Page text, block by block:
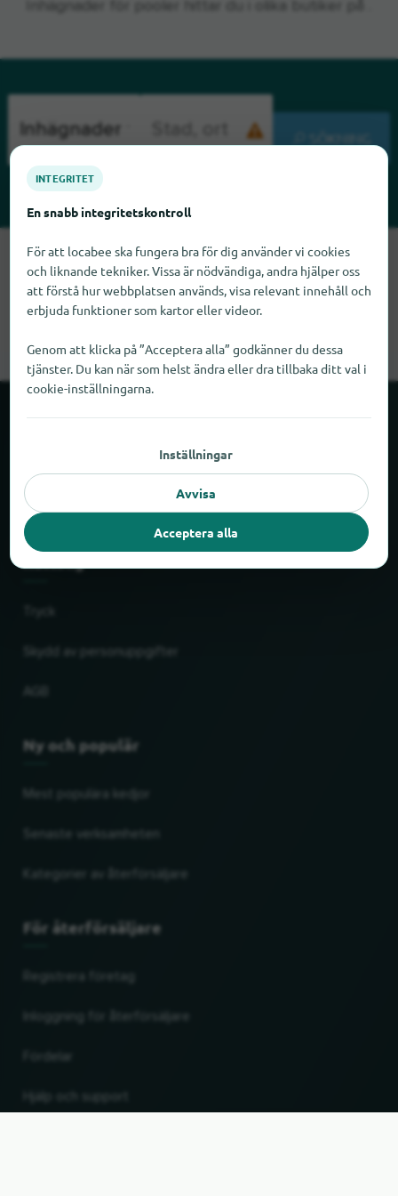
SÖKNING
Tyvärr kan vi inte hitta Inhägnader för pooler just nu. Om du
vet var Inhägnader för pooler finns skulle vi bli glada om du
meddelade oss det.
Om locabee
Fakta och siffror
Partner
Ny och populär
Senaste verksamheten
Kategorier av återförsäljare
För återförsäljare
Inloggning för återförsäljare
Fördelar
INTEGRITET
En snabb integritetskontroll
För att locabee ska fungera bra för dig använder vi cookies
och liknande tekniker. Vissa är nödvändiga, andra hjälper oss
att förstå hur webbplatsen används, visa relevant innehåll och
erbjuda funktioner som kartor eller videor.
Genom att klicka på ”Acceptera alla” godkänner du dessa
tjänster. Du kan när som helst ändra eller dra tillbaka ditt val i
cookie-inställningarna.
Inställningar
Avvisa
Acceptera alla